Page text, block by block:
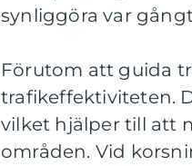
synliggöra var
Förutom att guida
trafikeffektiviteten.
vilket hjälper till att
områden. Vid